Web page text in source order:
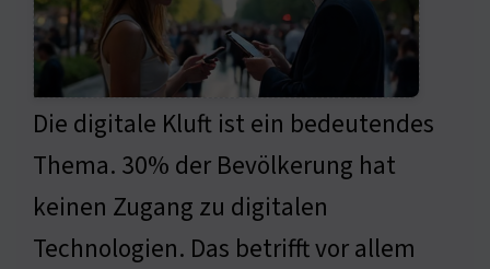
Die digitale Kluft ist ein bedeutendes
Thema. 30% der Bevölkerung hat
keinen Zugang zu digitalen
Technologien. Das betrifft vor allem